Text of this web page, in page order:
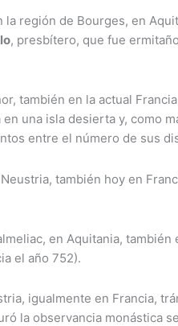
la región de Bourges, en
, presbítero, que fue
también en la actual
una isla desierta y, como
entre el número de sus
también hoy en
en Aquitania, también
el año 752).
igualmente en Francia,
la observancia monástica